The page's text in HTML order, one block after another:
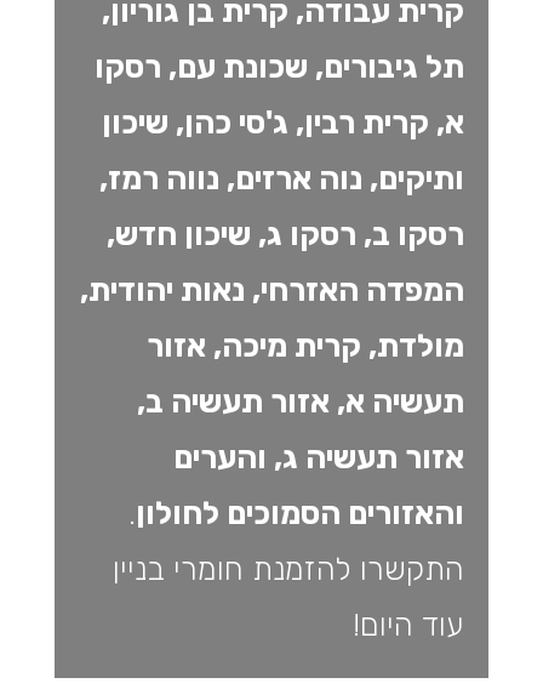
קרית עבודה, קרית בן גוריון,
תל גיבורים, שכונת עם, רסקו
א, קרית רבין, ג'סי כהן, שיכון
ותיקים, נוה ארזים, נווה רמז,
רסקו ב, רסקו ג, שיכון חדש,
המפדה האזרחי, נאות יהודית,
מולדת, קרית מיכה, אזור
תעשיה א, אזור תעשיה ב,
אזור תעשיה ג, והערים
והאזורים הסמוכים לחולון.
התקשרו להזמנת חומרי בניין
עוד היום!